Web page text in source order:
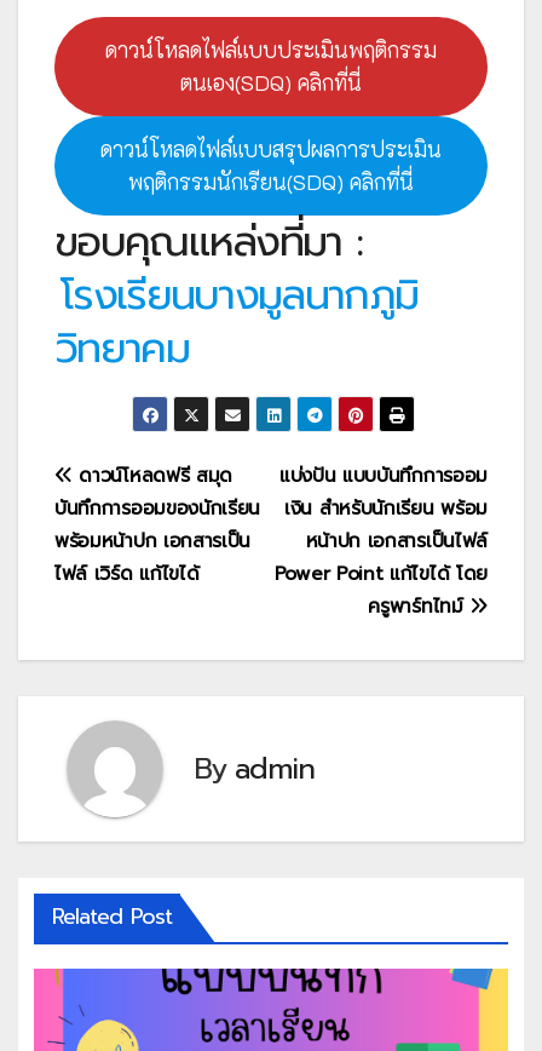
ดาวน์โหลดไฟล์แบบประเมินพฤติกรรม
ตนเอง(SDQ) คลิกที่นี่
ดาวน์โหลดไฟล์แบบสรุปผลการประเมิน
พฤติกรรมนักเรียน(SDQ) คลิกที่นี่
ขอบคุณแหล่งที่มา :
โรงเรียนบางมูลนากภูมิ
วิทยาคม
แนะแนว
เรื่อง
แบ่งปัน แบบบันทึกการออม
เงิน สำหรับนักเรียน พร้อม
หน้าปก เอกสารเป็นไฟล์
Power Point แก้ไขได้ โดย
ครูพาร์ทไทม์
ดาวน์โหลดฟรี สมุด
บันทึกการออมของนักเรียน
พร้อมหน้าปก เอกสารเป็น
ไฟล์ เวิร์ด แก้ไขได้
Byadmin
Related Post